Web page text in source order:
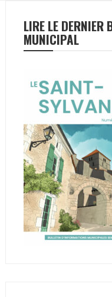
LIRE LE DERNIER
MUNICIPAL